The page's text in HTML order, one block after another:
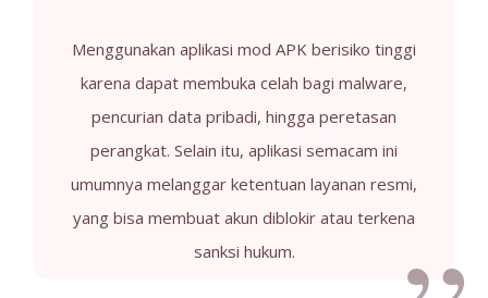
Menggunakan aplikasi mod APK berisiko tinggi
karena dapat membuka celah bagi malware,
pencurian data pribadi, hingga peretasan
perangkat. Selain itu, aplikasi semacam ini
umumnya melanggar ketentuan layanan resmi,
yang bisa membuat akun diblokir atau terkena
sanksi hukum.